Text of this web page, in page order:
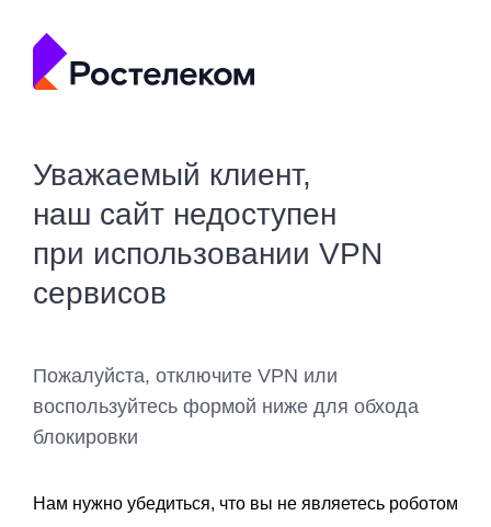
Уважаемый клиент,
наш сайт недоступен
при использовании VPN
сервисов
Пожалуйста, отключите VPN или
воспользуйтесь формой ниже для обхода
блокировки
Нам нужно убедиться, что вы не являетесь роботом